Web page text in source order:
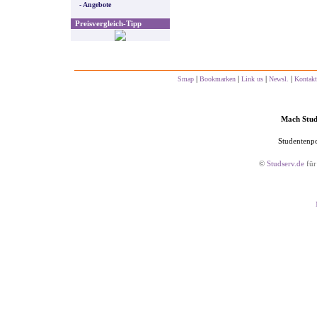
- Angebote
Preisvergleich-Tipp
Smap | Bookmarken | Link us | Newsl. | Kontakt
Mach
© Studserv.de für